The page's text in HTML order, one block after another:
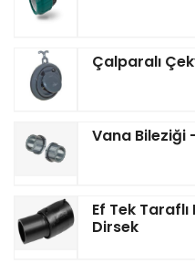
Çalparalı
Vana Bileziği
Ef Tek Taraflı
Dirsek